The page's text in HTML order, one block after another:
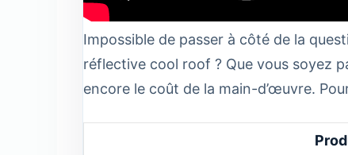
Impossible de passer à côté de la
réflective cool roof ? Que vous soyez
encore le coût de la main-d’œuvre.